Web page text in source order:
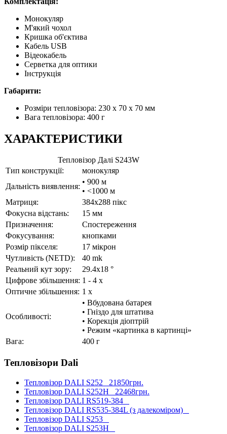
Монокуляр
М'який чохол
Кришка об'єктива
Кабель USB
Відеокабель
Серветка для оптики
Інструкція
Габарити:
Розміри тепловізора: 230 x 70 x 70 мм
Вага тепловізора: 400 г
ХАРАКТЕРИСТИКИ
Тепловізор Далі S243W
Тип конструкції:
монокуляр
Дальність виявлення:
• 900 м
• <1000 м
Матриця:
384x288 пікс
Фокусна відстань:
15 мм
Призначення:
Спостереження
Фокусування:
кнопками
Розмір пікселя:
17 мікрон
Чутливість (NETD):
40 mk
Реальний кут зору:
29.4x18 °
Цифрове збільшення: 1 - 4 x
Оптичне збільшення: 1 x
Особливості:
• Вбудована батарея
• Гніздо для штатива
• Корекція діоптрій
• Режим «картинка в картинці»
Вага:
400 г
Тепловізори Dali
Тепловізор DALI S252 21850грн.
Тепловізор DALI S252H 22468грн.
Тепловізор DALI RS519-384
Тепловізор DALI RS535-384L (з далекоміром)
Тепловізор DALI S253
Тепловізор DALI S253H